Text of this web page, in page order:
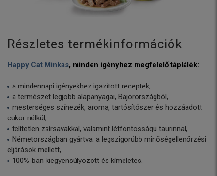
Részletes termékinformációk
Happy Cat Minkas, minden igényhez megfelelő táplálék:
a mindennapi igényekhez igazított receptek,
a természet legjobb alapanyagai, Bajorországból,
mesterséges színezék, aroma, tartósítószer és hozzáadott
cukor nélkül,
telítetlen zsírsavakkal, valamint létfontosságú taurinnal,
Németországban gyártva, a legszigorúbb minőségellenőrzési
eljárások mellett,
100%-ban kiegyensúlyozott és kíméletes.